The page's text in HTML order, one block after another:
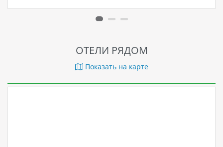
ОТЕЛИ РЯДОМ
Показать на карте